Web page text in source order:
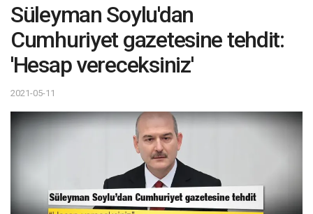
Süleyman Soylu'dan
Cumhuriyet gazetesine tehdit:
'Hesap vereceksiniz'
2021-05-11